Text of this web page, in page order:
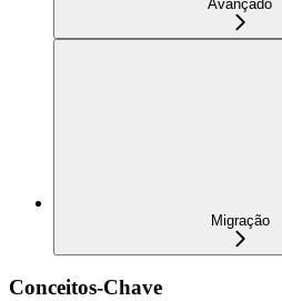
Avançado
Migração
Conceitos-Chave